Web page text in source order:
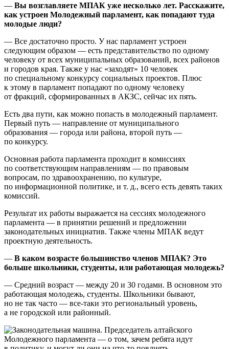
— Вы возглавляете МПАК уже несколько лет. Расскажите,
как устроен Молодежный парламент, как попадают туда
молодые люди?
— Все достаточно просто. У нас парламент устроен
следующим образом — есть представительство по одному
человеку от всех муниципальных образований, всех районов
и городов края. Также у нас «заходят» 10 человек
по специальному конкурсу социальных проектов. Плюс
к этому в парламент попадают по одному человеку
от фракций, сформированных в АКЗС, сейчас их пять.
Есть два пути, как можно попасть в молодежный парламент.
Первый путь — направление от муниципального
образования — города или района, второй путь —
по конкурсу.
Основная работа парламента проходит в комиссиях
по соответствующим направлениям — по правовым
вопросам, по здравоохранению, по культуре,
по информационной политике, и т. д., всего есть девять таких
комиссий.
Результат их работы выражается на сессиях молодежного
парламента — в принятии решений и предложении
законодательных инициатив. Также члены МПАК ведут
проектную деятельность.
— В каком возрасте большинство членов МПАК? Это
больше школьники, студенты, или работающая молодежь?
— Средний возраст — между 20 и 30 годами. В основном это
работающая молодежь, студенты. Школьники бывают,
но не так часто — все-таки это региональный уровень,
а не городской или районный.